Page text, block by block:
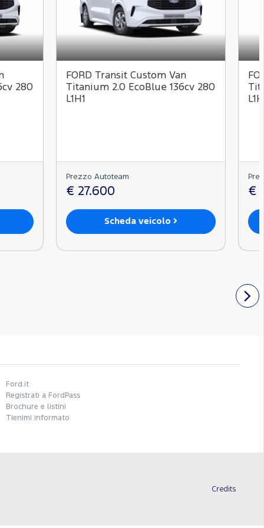
280
FORD Transit Custom Van
Titanium 2.0 EcoBlue 136cv 280
L1H1
Prezzo Autoteam
€ 27.600
Scheda veicolo
€
Ford.it
Registrati a FordPass
Brochure e listini
Tienimi informato
Credits